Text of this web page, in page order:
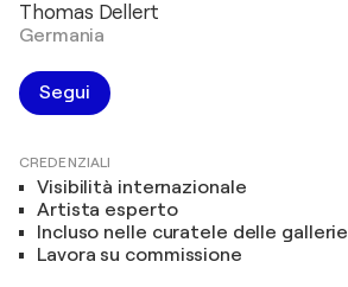
Thomas Dellert
Germania
Segui
CREDENZIALI
Visibilità internazionale
Artista esperto
Incluso nelle curatele delle gallerie
Lavora su commissione